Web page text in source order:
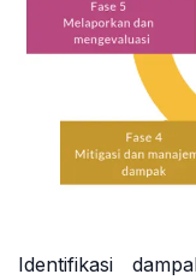
Identifikasi